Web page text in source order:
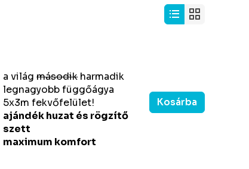
a világmásodikharmadik
legnagyobb függőágya
5x3m fekvőfelület!
ajándék huzat és rögzítő
szett
maximum komfort
Kosárba